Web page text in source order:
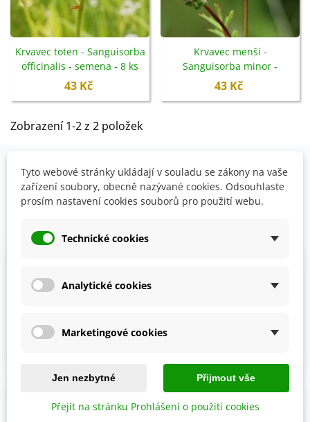
Krvavec toten - Sanguisorba
officinalis - semena - 8 ks
43 Kč
Krvavec menší -
Sanguisorba minor -
semena - 8 ks
43 Kč
Zobrazení 1-2 z 2 položek
OVĚŘENO NAŠIMI ZÁKAZNÍKY
Vždy mi přišla objednávka velmi rychle a v pořádku,
kompletní.
Fajn komunikace i rychlé dodání.
Tyto webové stránky ukládají v souladu se zákony na vaše
zařízení soubory, obecně nazývané cookies. Odsouhlaste
prosím nastavení cookies souborů pro použití webu.
Technické cookies
Analytické cookies
Marketingové cookies
Jen nezbytné Přijmout vše
Přejít na stránku Prohlášení o použití cookies